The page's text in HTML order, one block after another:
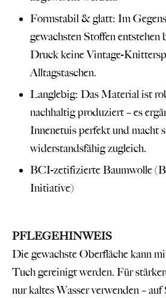
Formstabil & glatt: Im
gewachsten Stoffen entstehen
Druck keine Vintage-
Alltagstaschen.
Langlebig: Das Material ist
nachhaltig produziert – es
Innenetuis perfekt und macht
widerstandsfähig zugleich.
BCI-zetifizierte Baumwolle (
Initiative)
PFLEGEHINWEIS
Die gewachste Oberfläche kann
Tuch gereinigt werden. Für
nur kaltes Wasser verwenden – auf